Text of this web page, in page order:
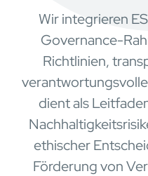
Wir integrieren
Governance-
Richtlinien,
dient als
ethischer
Förderung von